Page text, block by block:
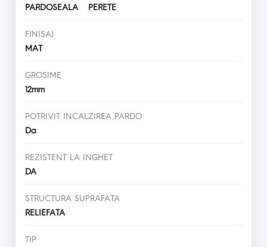
PARDOSEALA PERETE
FINISAJ
MAT
GROSIME
12mm
POTRIVIT INCALZIREA PARDO
Da
REZISTENT LA INGHET
DA
STRUCTURA SUPRAFATA
RELIEFATA
TIP